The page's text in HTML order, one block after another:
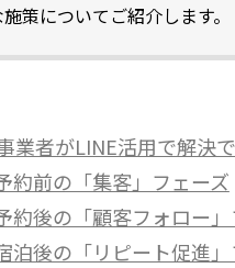
策についてご紹介します。
業者がLINE活用で解決
約前の「集客」フェーズ
約後の「顧客フォロー
泊後の「リピート促進